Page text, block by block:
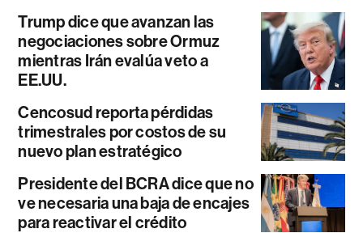
Trump dice que avanzan las
negociaciones sobre Ormuz
mientras Irán evalúa veto a
EE.UU.
Cencosud reporta pérdidas
trimestrales por costos de su
nuevo plan estratégico
Presidente del BCRA dice que no
ve necesaria una baja de encajes
para reactivar el crédito